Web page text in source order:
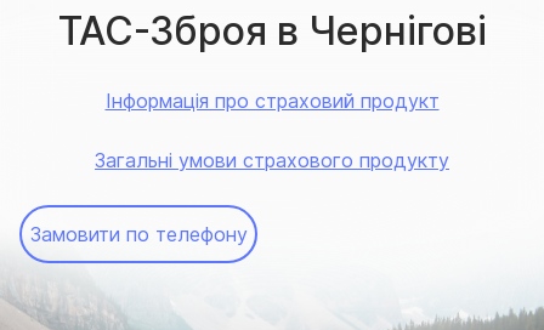
ТАС-Зброя в Чернігові
Інформація про страховий продукт
Загальні умови страхового продукту
Замовити по телефону